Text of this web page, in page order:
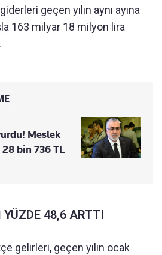
geçen yılın aynı ayına
163 milyar 18 milyon lira
Meslek
bin 736 TL
YÜZDE 48,6 ARTTI
gelirleri, geçen yılın ocak